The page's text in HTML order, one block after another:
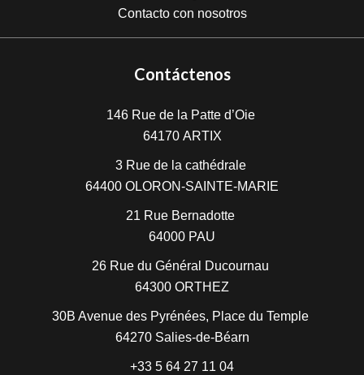
Contacto con nosotros
Contáctenos
146 Rue de la Patte d’Oie
64170 ARTIX
3 Rue de la cathédrale
64400 OLORON-SAINTE-MARIE
21 Rue Bernadotte
64000 PAU
26 Rue du Général Ducournau
64300 ORTHEZ
30B Avenue des Pyrénées, Place du Temple
64270 Salies-de-Béarn
+33 5 64 27 11 04